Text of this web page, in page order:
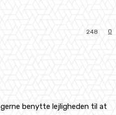
0
248
benytte lejligheden til at